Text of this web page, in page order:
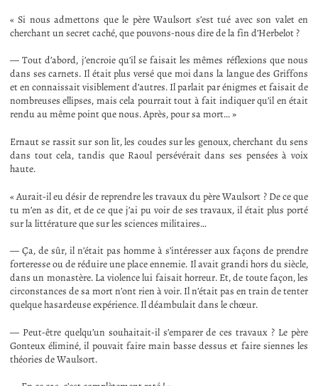
« Si nous admettons que le père Waulsort s’est tué avec son valet en
cherchant un secret caché, que pouvons-nous dire de la fin d’Herbelot ?
— Tout d’abord, j’encroie qu’il se faisait les mêmes réflexions que nous
dans ses carnets. Il était plus versé que moi dans la langue des Griffons
et en connaissait visiblement d’autres. Il parlait par énigmes et faisait de
nombreuses ellipses, mais cela pourrait tout à fait indiquer qu’il en était
rendu au même point que nous. Après, pour sa mort… »
Ernaut se rassit sur son lit, les coudes sur les genoux, cherchant du sens
dans tout cela, tandis que Raoul persévérait dans ses pensées à voix
haute.
« Aurait-il eu désir de reprendre les travaux du père Waulsort ? De ce que
tu m’en as dit, et de ce que j’ai pu voir de ses travaux, il était plus porté
sur la littérature que sur les sciences militaires…
— Ça, de sûr, il n’était pas homme à s’intéresser aux façons de prendre
forteresse ou de réduire une place ennemie. Il avait grandi hors du siècle,
dans un monastère. La violence lui faisait horreur. Et, de toute façon, les
circonstances de sa mort n’ont rien à voir. Il n’était pas en train de tenter
quelque hasardeuse expérience. Il déambulait dans le chœur.
— Peut-être quelqu’un souhaitait-il s’emparer de ces travaux ? Le père
Gonteux éliminé, il pouvait faire main basse dessus et faire siennes les
théories de Waulsort.